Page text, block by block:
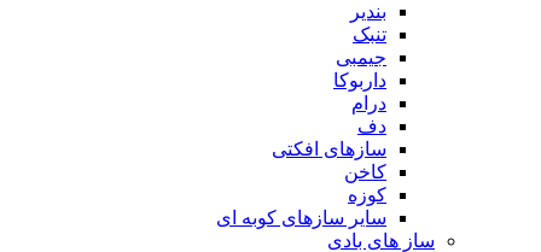
بندیر
تنبک
جیمبی
داربوکا
درام
دف
سازهای افکتی
کاخن
کوزه
سایر سازهای کوبه ای
ساز های بادی